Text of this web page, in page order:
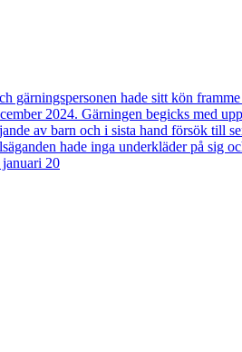
hade sitt kön
2024. Gärningen begicks med
av barn och i sista hand försök till
hade inga underkläder på sig
januari 20